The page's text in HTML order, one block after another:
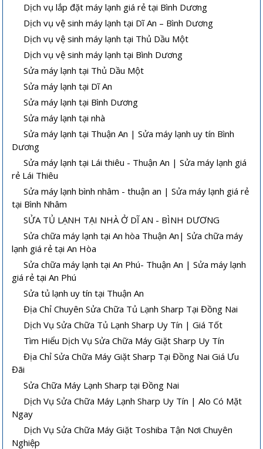
Dịch vụ lắp đặt máy lạnh giá rẻ tại Bình Dương
Dịch vụ vệ sinh máy lạnh tại Dĩ An – Bình Dương
Dịch vụ vệ sinh máy lạnh tại Thủ Dầu Một
Dịch vụ vệ sinh máy lạnh tại Bình Dương
Sửa máy lạnh tại Thủ Dầu Một
Sửa máy lạnh tại Dĩ An
Sửa máy lạnh tại Bình Dương
Sửa máy lạnh tại nhà
Sửa máy lạnh tại Thuận An | Sửa máy lạnh uy tín Bình
Dương
Sửa máy lạnh tại Lái thiêu - Thuận An | Sửa máy lạnh giá
rẻ Lái Thiêu
Sửa máy lạnh bình nhâm - thuận an | Sửa máy lạnh giá rẻ
tại Bình Nhâm
SỬA TỦ LẠNH TẠI NHÀ Ở DĨ AN - BÌNH DƯƠNG
Sửa chữa máy lạnh tại An hòa Thuận An| Sửa chữa máy
lạnh giá rẻ tại An Hòa
Sửa chữa máy lạnh tại An Phú- Thuận An | Sửa máy lạnh
giá rẻ tại An Phú
Sửa tủ lạnh uy tín tại Thuận An
Địa Chỉ Chuyên Sửa Chữa Tủ Lạnh Sharp Tại Đồng Nai
Dịch Vụ Sửa Chữa Tủ Lạnh Sharp Uy Tín | Giá Tốt
Tìm Hiểu Dịch Vụ Sửa Chữa Máy Giặt Sharp Uy Tín
Địa Chỉ Sửa Chữa Máy Giặt Sharp Tại Đồng Nai Giá Ưu
Đãi
Sửa Chữa Máy Lạnh Sharp tại Đồng Nai
Dịch Vụ Sửa Chữa Máy Lạnh Sharp Uy Tín | Alo Có Mặt
Ngay
Dịch Vụ Sửa Chữa Máy Giặt Toshiba Tận Nơi Chuyên
Nghiệp